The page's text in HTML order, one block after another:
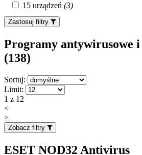
15 urządzeń (3)
Zastosuj filtry
Programy antywirusowe i
(138)
Sortuj:
Limit:
1 z 12
<
>
Zobacz filtry
ESET NOD32 Antivirus